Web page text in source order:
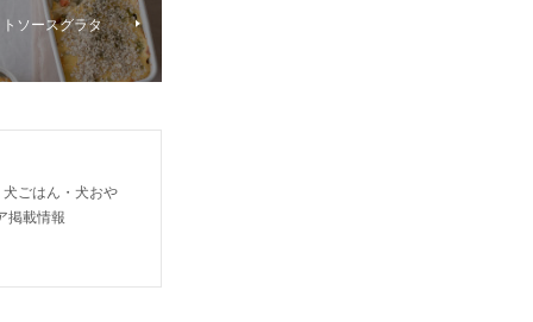
ソースグラタ
ごはん・犬おや
掲載情報